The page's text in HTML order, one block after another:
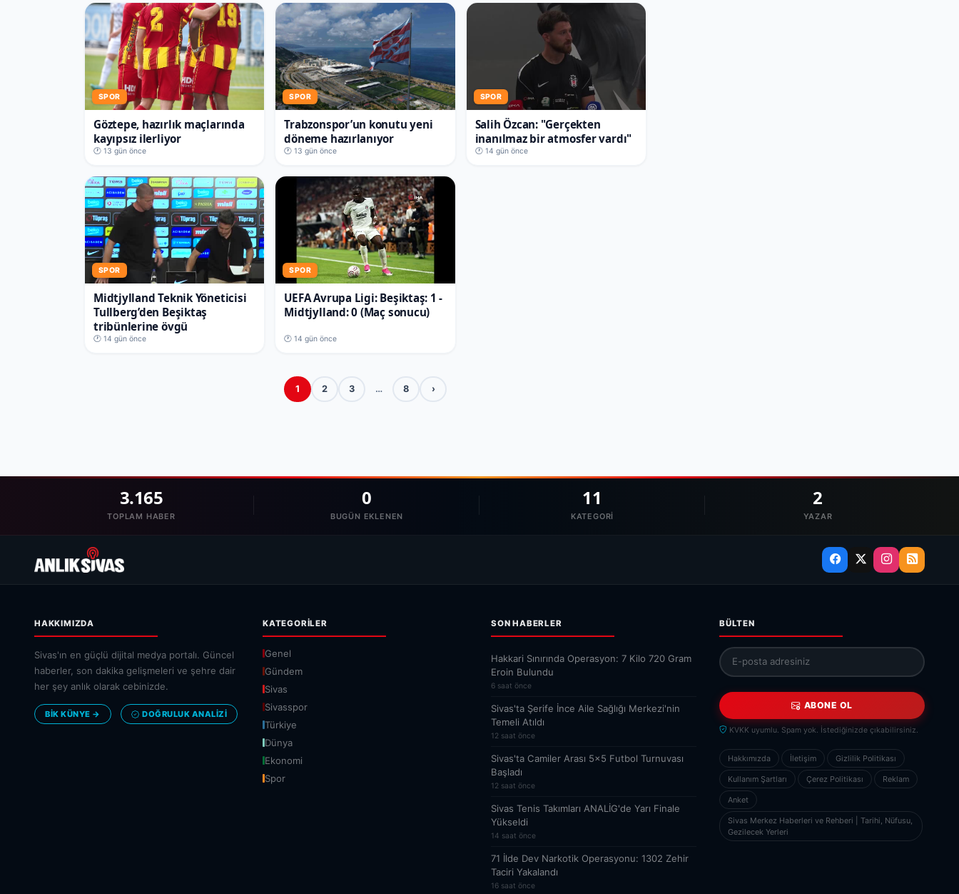
SPOR
Göztepe, hazırlık maçlarında
kayıpsız ilerliyor
🕐 13 gün önce
SPOR
Trabzonspor’un konutu yeni
döneme hazırlanıyor
🕐 13 gün önce
SPOR
Salih Özcan: "Gerçekten
inanılmaz bir atmosfer vardı"
🕐 14 gün önce
SPOR
Midtjylland Teknik Yöneticisi
Tullberg’den Beşiktaş
tribünlerine övgü
🕐 14 gün önce
SPOR
UEFA Avrupa Ligi: Beşiktaş: 1 -
Midtjylland: 0 (Maç sonucu)
🕐 14 gün önce
1 2 3 … 8 ›
3.165
TOPLAM HABER
0
BUGÜN EKLENEN
11
KATEGORI
2
YAZAR
HAKKIMIZDA
Sivas'ın en güçlü dijital medya portalı. Güncel
haberler, son dakika gelişmeleri ve şehre dair
her şey anlık olarak cebinizde.
BİK KÜNYE → DOĞRULUK ANALIZI
KATEGORILER
Genel
Gündem
Sivas
Sivasspor
Türkiye
Dünya
Ekonomi
Spor
SON HABERLER
Hakkari Sınırında Operasyon: 7 Kilo 720 Gram
Eroin Bulundu
6 saat önce
Sivas'ta Şerife İnce Aile Sağlığı Merkezi'nin
Temeli Atıldı
12 saat önce
Sivas'ta Camiler Arası 5x5 Futbol Turnuvası
Başladı
12 saat önce
Sivas Tenis Takımları ANALİG'de Yarı Finale
Yükseldi
14 saat önce
71 İlde Dev Narkotik Operasyonu: 1302 Zehir
Taciri Yakalandı
16 saat önce
BÜLTEN
ABONE OL
KVKK uyumlu. Spam yok. İstediğinizde çıkabilirsiniz.
Hakkımızda İletişim Gizlilik Politikası
Kullanım Şartları Çerez Politikası Reklam
Anket
Sivas Merkez Haberleri ve Rehberi | Tarihi, Nüfusu,
Gezilecek Yerleri